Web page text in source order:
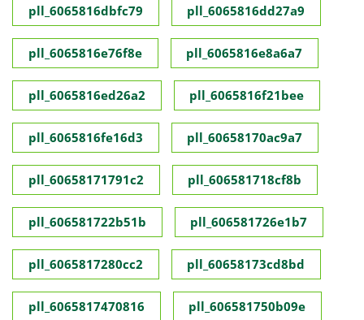
pll_6065816dbfc79 pll_6065816dd27a9
pll_6065816e76f8e pll_6065816e8a6a7
pll_6065816ed26a2 pll_6065816f21bee
pll_6065816fe16d3 pll_60658170ac9a7
pll_60658171791c2 pll_606581718cf8b
pll_606581722b51b pll_606581726e1b7
pll_6065817280cc2 pll_60658173cd8bd
pll_6065817470816 pll_606581750b09e